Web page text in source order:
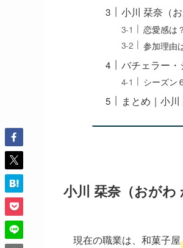
小川 栞奈（
恋愛感は
参加理由
バチェラー
シーズン
まとめ｜小
小川 栞奈（おがわ
現在の職業は、和菓子屋